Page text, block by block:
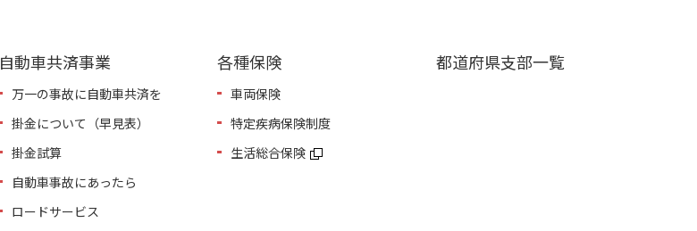
自動車共済事業
万一の事故に自動車共済を
掛金について（早見表）
掛金試算
自動車事故にあったら
ロードサービス
各種保険
車両保険
特定疾病保険制度
生活総合保険
都道府県支部一覧